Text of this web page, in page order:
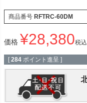
商品番号 RFTRC-60DM
価格 ¥28,380税込
[ 284 ポイント進呈 ]